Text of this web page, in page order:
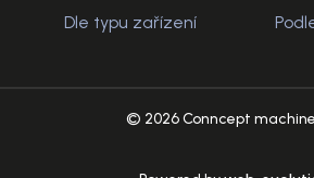
Dle typu zařízení
© 2026 Conncept